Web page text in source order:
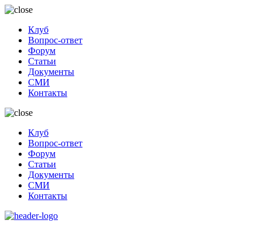
Клуб
Вопрос-ответ
Форум
Статьи
Документы
СМИ
Контакты
Клуб
Вопрос-ответ
Форум
Статьи
Документы
СМИ
Контакты